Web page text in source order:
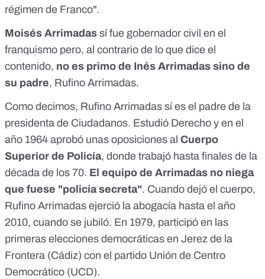
régimen de Franco".
Moisés Arrimadas sí fue gobernador civil en el
franquismo pero, al contrario de lo que dice el
contenido, no es primo de Inés Arrimadas sino de
su padre, Rufino Arrimadas.
Como decimos, Rufino Arrimadas sí es el padre de la
presidenta de Ciudadanos. Estudió Derecho y en el
año 1964 aprobó unas oposiciones al Cuerpo
Superior de Policía, donde trabajó hasta finales de la
década de los 70. El equipo de Arrimadas no niega
que fuese "policía secreta". Cuando dejó el cuerpo,
Rufino Arrimadas ejerció la abogacía hasta el año
2010, cuando se jubiló. En 1979, participó en las
primeras elecciones democráticas en Jerez de la
Frontera (Cádiz) con el partido Unión de Centro
Democrático (UCD).